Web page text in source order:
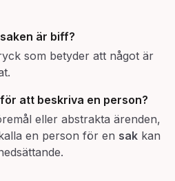
saken är biff?
som betyder att något är
för att beskriva en person?
eller abstrakta ärenden,
en person för en sak kan